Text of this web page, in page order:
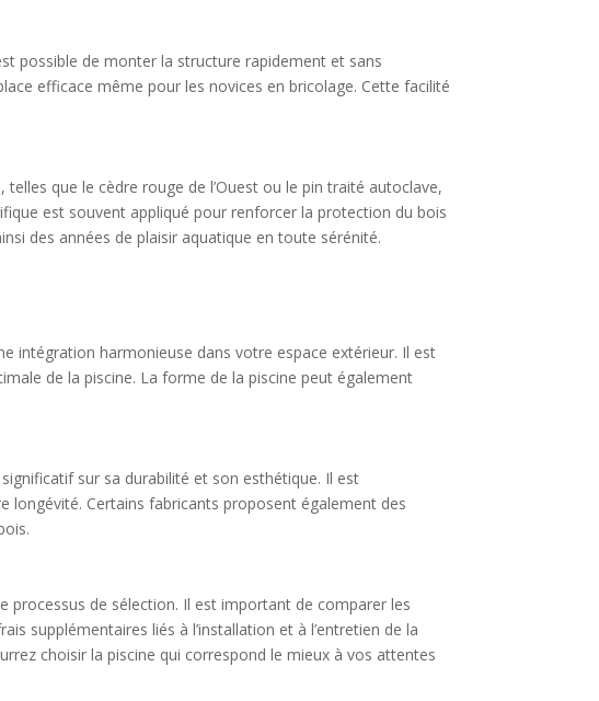
possible de monter la structure rapidement et sans
efficace même pour les novices en bricolage. Cette facilité
que le cèdre rouge de l’Ouest ou le pin traité autoclave,
est souvent appliqué pour renforcer la protection du bois
des années de plaisir aquatique en toute sérénité.
intégration harmonieuse dans votre espace extérieur. Il est
de la piscine. La forme de la piscine peut également
sur sa durabilité et son esthétique. Il est
longévité. Certains fabricants proposent également des
processus de sélection. Il est important de comparer les
supplémentaires liés à l’installation et à l’entretien de la
choisir la piscine qui correspond le mieux à vos attentes